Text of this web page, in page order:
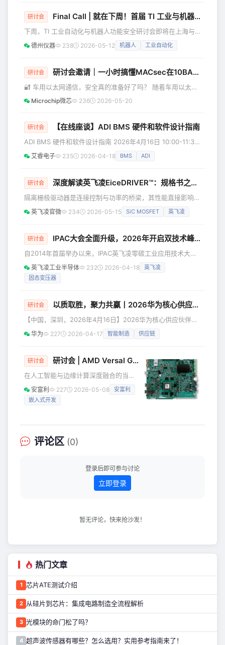
同探索智能、互联、安全领域的未来发展新方向。 本场技术
换 ✅ AI时代MCU / MPU的开发新模式
研讨会 Final Call | 就在下周！首届 TI 工业与机器人功能安全研讨会来啦！
下周，TI 工业自动化与机器人功能安全研讨会即将在上海与
深圳正式开启。 研讨会将围绕工业自动化与机器人领域的关
信息一览 上海站 2026 年 5 月 19 日（周二）｜9:30 –
深圳站 2026 年 5 月 21
德州仪器 238 2026-05-12 机器人 工业自动化
研讨会 研讨会邀请｜一小时搞懂MACsec在10BASE‑T1S中的应用
🔐 车用以太网通信，安全真的准备好了吗？ 随着车用以太网
在整车架构中的广泛应用，ECU 之间正在传输越来越多的敏
感数据。一旦通信被篡改、伪造或窃听，带来的将不仅是功能
10BASE-T1S这样的新型车用以太网中，通信安全该如何实
现？答案之一，就是 MACsec（媒体存取控制安全机制）。
2026年5月26日（星期二），Microchip将与EEW
Microchip微芯 236 2026-05-20
研讨会 【在线座谈】ADI BMS 硬件和软件设计指南
ADI BMS 硬件和软件设计指南 2026年4月16日 10:00-11:30
座谈简介 作为电池管理领域的领先企业，ADI 深耕 BMS 应用
案和设计参考。本次研讨会将分享 ADI 在 BMS 系统设计中的
量、诊断以及软件工具，同时讨
艾睿电子 235 2026-04-18 BMS ADI
研讨会 深度解读英飞凌EiceDRIVER™：规格书之外的硬核技术干货
隔离栅极驱动器是连接控制与功率的桥梁，其性能直接影响系
统效率、可靠性与安全性。然而，数据手册之外的设计细节，
书之外的硬核技术干货，助您从容应对实际开发挑战。
阳能逆变器、电动汽车充电桩、工业驱动等高
英飞凌官微 234 2026-05-15 SiC MOSFET 英飞凌
研讨会 IPAC大会全面升级，2026年开启双技术峰会！
自2014年首届举办以来，IPAC英飞凌零碳工业应用技术大会
已走过十二载征程。我们始终以“驱动工业低碳转型”为使命，
深耕零碳技术领域，累计吸引上万名行业精英、专家学者及企
业代表参与，成为业内最具影响力的标杆盛会。 2026年，
零碳技术前沿，英飞凌将于2026年首次推出两大主题技术大
会，诚邀您共襄盛举： 英飞凌碳化硅零碳应用技术大会 📅 时
英飞凌工业半导体 232 2026-04-18
英飞凌
固态变压器
研讨会 以质取胜，聚力共赢丨2026华为核心供应伙伴质量大会圆满举行
【中国，深圳，2026年4月16日】2026华为核心供应伙伴质
量大会在深圳隆重举行。大会以“以质取胜，聚力共赢”为主
铸未来。 华为董事、首席供应官应为民为大会开幕发表致
辞，回顾与供应伙伴在过去一年共同取得的成绩，并感谢所有
供应伙伴的信任与支持。应为民表示，人工智能正在以超乎想
象的速度改变世
华为 227 2026-04-17 智能制造 供应链
研讨会 研讨会 | AMD Versal Gen 2 开发实战进阶工坊——北京站
在人工智能与边缘计算深度融合的当
下，如何用新一代自适应计算技术实现
系统高效加速，已经成为产品落地与技
系列活动，会在上海、苏州、深圳、广
州、北京、南京、杭州、成都等多地举
AI Edge 系列 VEK385 评估套件，通过
安富利 227 2026-05-08
安富利
嵌入式开发
评论区 (0)
登录后即可参与讨论
立即登录
暂无评论，快来抢沙发！
热门文章
1 芯片ATE测试介绍
2 从硅片到芯片：集成电路制造全流程解析
3 光模块的命门松了吗？
4 超声波传感器有哪些？怎么选用？实用参考指南来了！